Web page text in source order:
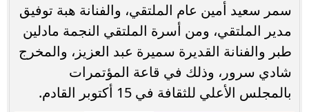
سمر سعيد أمين عام الملتقي، والفنانة هبة توفيق
مدير الملتقي، ومن أسرة الملتقي النجمة مادلين
طبر والفنانة القديرة سميرة عبد العزيز، والمخرج
شادي سرور، وذلك في قاعة المؤتمرات
بالمجلس الأعلي للثقافة في 15 أكتوبر القادم.